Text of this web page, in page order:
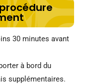
30 minutes avant
à bord du
supplémentaires.